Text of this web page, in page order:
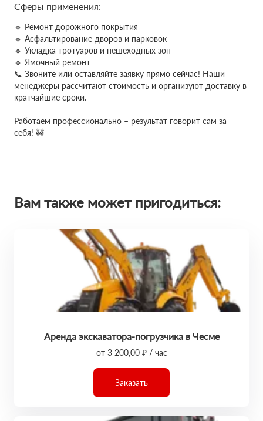
Сферы применения:
🔹 Ремонт дорожного покрытия
🔹 Асфальтирование дворов и парковок
🔹 Укладка тротуаров и пешеходных зон
🔹 Ямочный ремонт
📞 Звоните или оставляйте заявку прямо сейчас! Наши
менеджеры рассчитают стоимость и организуют доставку в
кратчайшие сроки.
Работаем профессионально – результат говорит сам за
себя! 🚧
Вам также может пригодиться:
Аренда экскаватора-погрузчика в Чесме
от 3 200,00 ₽ / час
Заказать